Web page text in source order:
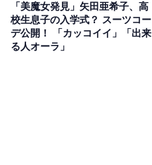
「美魔女発見」矢田亜希子、高
校生息子の入学式？ スーツコー
デ公開！ 「カッコイイ」「出来
る人オーラ」